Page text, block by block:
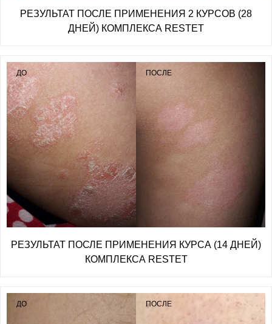
РЕЗУЛЬТАТ ПОСЛЕ ПРИМЕНЕНИЯ 2 КУРСОВ (28
ДНЕЙ) КОМПЛЕКСА RESTET
ДО ПОСЛЕ
РЕЗУЛЬТАТ ПОСЛЕ ПРИМЕНЕНИЯ КУРСА (14 ДНЕЙ)
КОМПЛЕКСА RESTET
ДО ПОСЛЕ